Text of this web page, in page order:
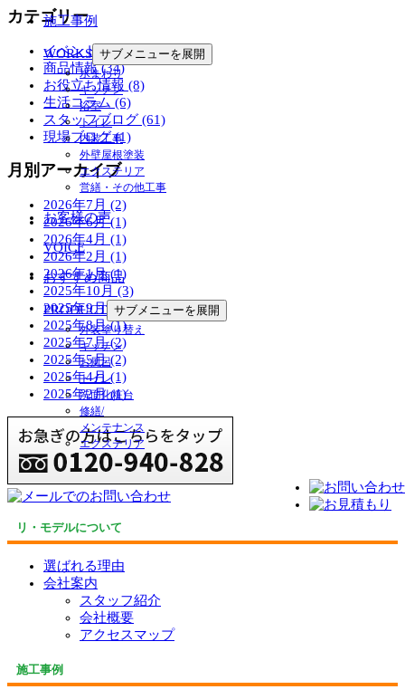
施工事例
WORKS サブメニューを展開
水まわり
キッチン
浴室
トイレ
内装工事
外壁屋根塗装
エクステリア
営繕・その他工事
お客様の声
VOICE
おすすめ商品
PRODUCT サブメニューを展開
外装塗り替え
キッチン
お風呂
トイレ
洗面化粧台
修繕/
メンテナンス
エクステリア
カテゴリー
イベント情報 (14)
商品情報 (34)
お役立ち情報 (8)
生活コラム (6)
スタッフブログ (61)
現場ブログ (1)
月別アーカイブ
2026年7月 (2)
2026年6月 (1)
2026年4月 (1)
2026年2月 (1)
2026年1月 (1)
2025年10月 (3)
2025年9月 (1)
2025年8月 (1)
2025年7月 (2)
2025年5月 (2)
2025年4月 (1)
2025年2月 (1)
リ・モデルについて
選ばれる理由
会社案内
スタッフ紹介
会社概要
アクセスマップ
施工事例